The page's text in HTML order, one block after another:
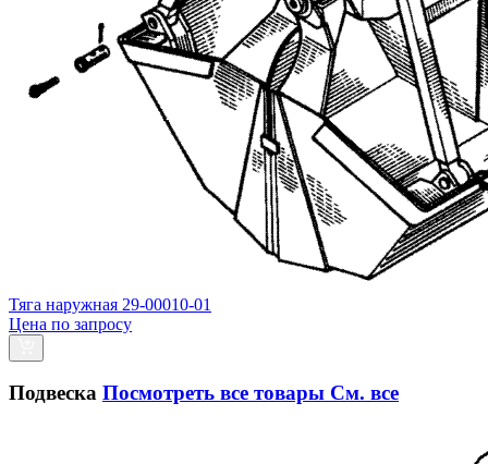
Тяга наружная 29-00010-01
Цена по запросу
Подвеска Посмотреть все товары См. все